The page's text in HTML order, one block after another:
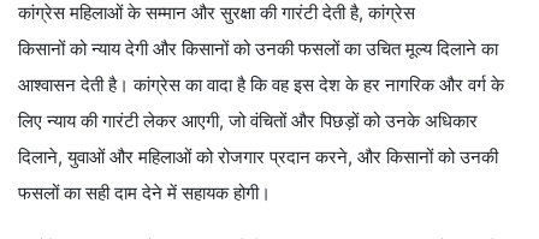
कांग्रेस महिलाओं के सम्मान और सुरक्षा की गारंटी देती है, कांग्रेस
किसानों को न्याय देगी और किसानों को उनकी फसलों का उचित मूल्य दिलाने का
आश्वासन देती है। कांग्रेस का वादा है कि वह इस देश के हर नागरिक और वर्ग के
लिए न्याय की गारंटी लेकर आएगी, जो वंचितों और पिछड़ों को उनके अधिकार
दिलाने, युवाओं और महिलाओं को रोजगार प्रदान करने, और किसानों को उनकी
फसलों का सही दाम देने में सहायक होगी।